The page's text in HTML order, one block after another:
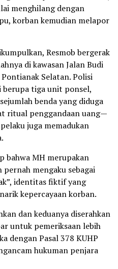
menghilang dengan
korban kemudian melapor
Resmob bergerak
di kawasan Jalan Budi
Selatan. Polisi
berupa tiga unit ponsel,
benda yang diduga
ritual penggandaan uang—
juga memadukan
bahwa MH merupakan
pernah mengaku sebagai
identitas fiktif yang
kepercayaan korban.
dan keduanya diserahkan
untuk pemeriksaan lebih
dengan Pasal 378 KUHP
hukuman penjara